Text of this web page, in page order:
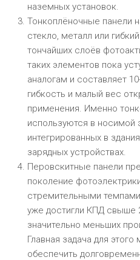
наземных установок.
Тонкоплёночные панели
стекло, металл или
тончайших слоёв
таких элементов пока
аналогам и составляет
гибкость и малый вес
применения. Именно
используются в носимой
интегрированных в
зарядных устройствах.
Перовскитные панели
поколение
стремительными
уже достигли КПД свыше
значительно меньших
Главная задача для
обеспечить